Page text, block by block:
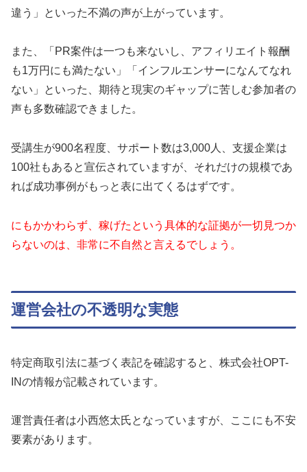
違う」といった不満の声が上がっています。
また、「PR案件は一つも来ないし、アフィリエイト報酬
も1万円にも満たない」「インフルエンサーになんてなれ
ない」といった、期待と現実のギャップに苦しむ参加者の
声も多数確認できました。
受講生が900名程度、サポート数は3,000人、支援企業は
100社もあると宣伝されていますが、それだけの規模であ
れば成功事例がもっと表に出てくるはずです。
にもかかわらず、稼げたという具体的な証拠が一切見つか
らないのは、非常に不自然と言えるでしょう。
運営会社の不透明な実態
特定商取引法に基づく表記を確認すると、株式会社OPT-
INの情報が記載されています。
運営責任者は小西悠太氏となっていますが、ここにも不安
要素があります。